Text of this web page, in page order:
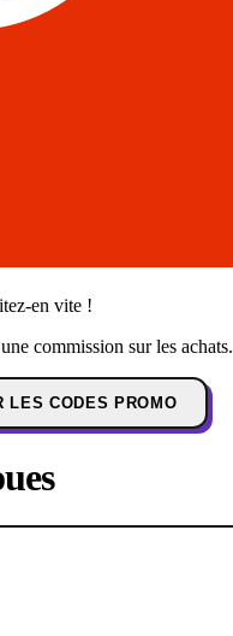
en vite !
commission sur les achats.
LES CODES PROMO